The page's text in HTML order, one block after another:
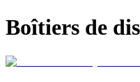
Boîtiers de